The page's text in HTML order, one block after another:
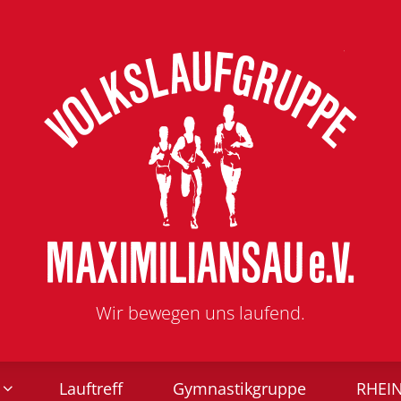
Wir bewegen uns laufend.
Lauftreff Gymnastikgruppe